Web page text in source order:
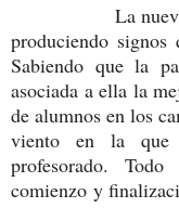
La nueva
produciendo
Sabiendo que la
asociada a ella la
de alumnos en los
viento en la que
profesorado.
comienzo y